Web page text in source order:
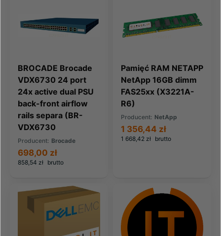
BROCADE Brocade
VDX6730 24 port
24x active dual PSU
back-front airflow
rails separa (BR-
VDX6730
Producent: Brocade
858,54 zł brutto
698,00 zł
Pamięć RAM NETAPP
NetApp 16GB dimm
FAS25xx (X3221A-
R6)
Producent: NetApp
1 668,42 zł brutto
1 356,44 zł